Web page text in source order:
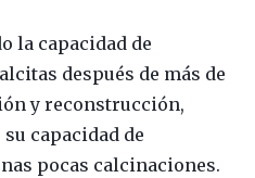
la capacidad de
después de más de
y reconstrucción,
capacidad de
pocas calcinaciones.